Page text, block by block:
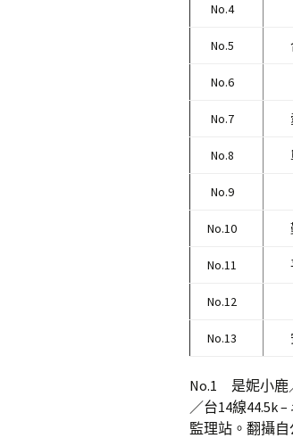
No.4
No.5
No.6
No.7
No.8
No.9
No.10
No.11
No.12
No.13
No.1 是妮小鹿
／台14線44.5k
監理站。翻攝